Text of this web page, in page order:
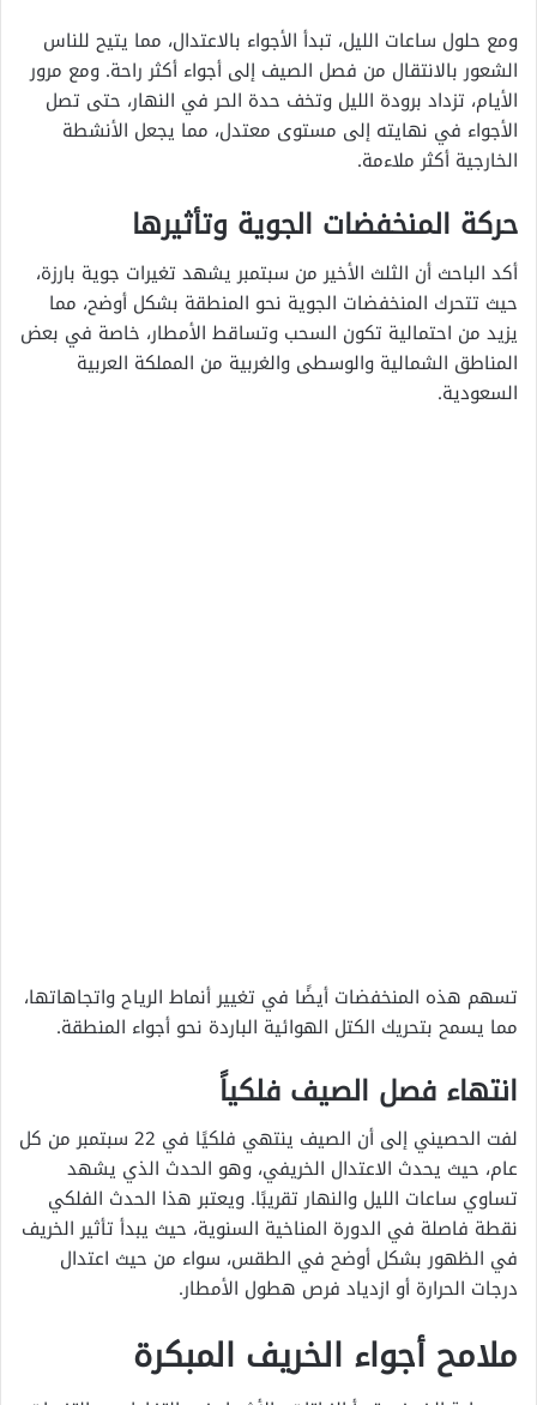
ومع حلول ساعات الليل، تبدأ الأجواء بالاعتدال، مما يتيح للناس
الشعور بالانتقال من فصل الصيف إلى أجواء أكثر راحة. ومع مرور
الأيام، تزداد برودة الليل وتخف حدة الحر في النهار، حتى تصل
الأجواء في نهايته إلى مستوى معتدل، مما يجعل الأنشطة
الخارجية أكثر ملاءمة.
حركة المنخفضات الجوية وتأثيرها
أكد الباحث أن الثلث الأخير من سبتمبر يشهد تغيرات جوية بارزة،
حيث تتحرك المنخفضات الجوية نحو المنطقة بشكل أوضح، مما
يزيد من احتمالية تكون السحب وتساقط الأمطار، خاصة في بعض
المناطق الشمالية والوسطى والغربية من المملكة العربية
السعودية.
تسهم هذه المنخفضات أيضًا في تغيير أنماط الرياح واتجاهاتها،
مما يسمح بتحريك الكتل الهوائية الباردة نحو أجواء المنطقة.
انتهاء فصل الصيف فلكياً
لفت الحصيني إلى أن الصيف ينتهي فلكيًا في 22 سبتمبر من كل
عام، حيث يحدث الاعتدال الخريفي، وهو الحدث الذي يشهد
تساوي ساعات الليل والنهار تقريبًا. ويعتبر هذا الحدث الفلكي
نقطة فاصلة في الدورة المناخية السنوية، حيث يبدأ تأثير الخريف
في الظهور بشكل أوضح في الطقس، سواء من حيث اعتدال
درجات الحرارة أو ازدياد فرص هطول الأمطار.
ملامح أجواء الخريف المبكرة